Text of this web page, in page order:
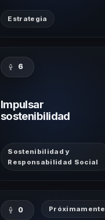
Estrategia
6
Impulsar
sostenibilidad
Sostenibilidad y
Responsabilidad Social
0 Próximamente